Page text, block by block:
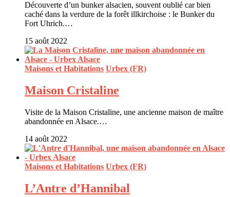
Découverte d’un bunker alsacien, souvent oublié car bien
caché dans la verdure de la forêt illkirchoise : le Bunker du
Fort Uhrich.…
15 août 2022
Maisons et Habitations Urbex (FR)
Maison Cristaline
Visite de la Maison Cristaline, une ancienne maison de maître
abandonnée en Alsace.…
14 août 2022
Maisons et Habitations Urbex (FR)
L’Antre d’Hannibal